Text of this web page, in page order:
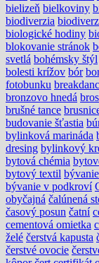
bielizeň bielkoviny
biodiverzia
biologické hodiny
blokovanie stránok
svetlá bohémsky štýl
bolesti krížov bór
fotobunku
bronzovo hnedá
brušné tance
budovanie šťastia
bylinková marináda
dresing bylinkový
bytová chémia
bytový textil bývanie
bývanie v podkroví
obyčajná čalúnená
časový posun čatní
cementová omietka
želé čerstvá kapusta
čerstvé ovocie